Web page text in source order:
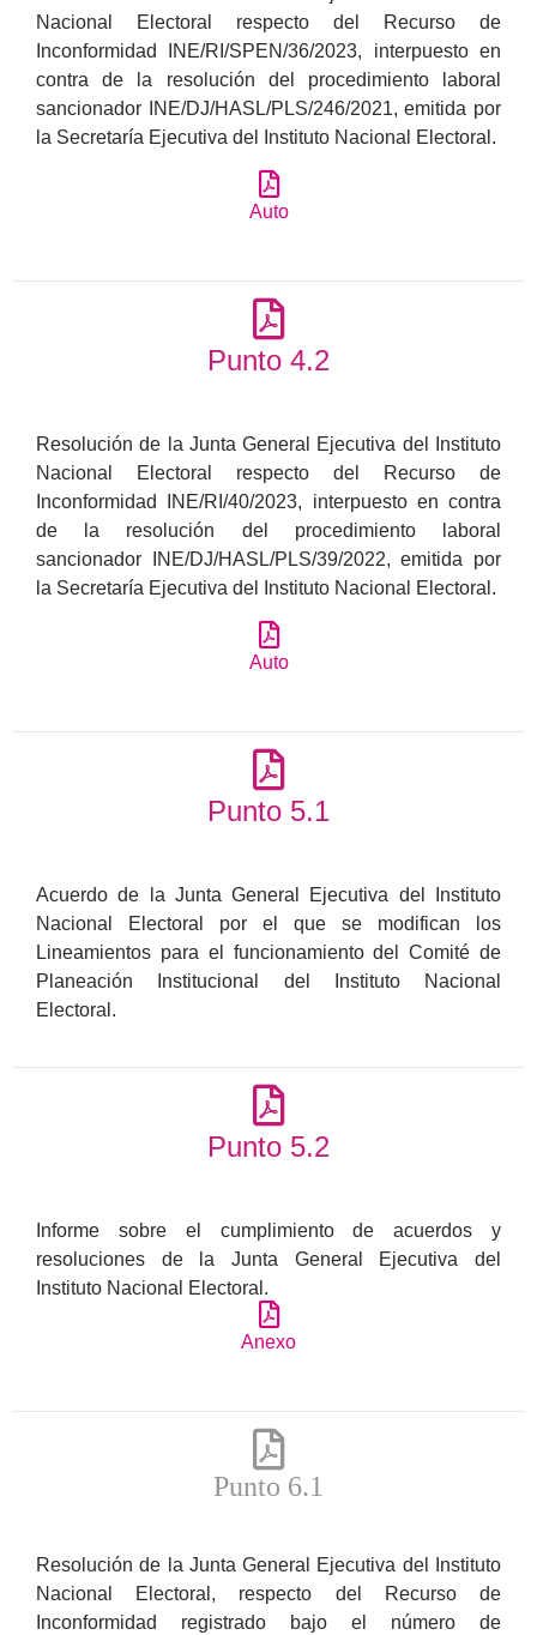
Nacional Electoral respecto del Recurso de
Inconformidad INE/RI/SPEN/36/2023, interpuesto en
contra de la resolución del procedimiento laboral
sancionador INE/DJ/HASL/PLS/246/2021, emitida por
la Secretaría Ejecutiva del Instituto Nacional Electoral.
Auto
Punto 4.2
Resolución de la Junta General Ejecutiva del Instituto
Nacional Electoral respecto del Recurso de
Inconformidad INE/RI/40/2023, interpuesto en contra
de la resolución del procedimiento laboral
sancionador INE/DJ/HASL/PLS/39/2022, emitida por
la Secretaría Ejecutiva del Instituto Nacional Electoral.
Auto
Punto 5.1
Acuerdo de la Junta General Ejecutiva del Instituto
Nacional Electoral por el que se modifican los
Lineamientos para el funcionamiento del Comité de
Planeación Institucional del Instituto Nacional
Electoral.
Punto 5.2
Informe sobre el cumplimiento de acuerdos y
resoluciones de la Junta General Ejecutiva del
Instituto Nacional Electoral.
Anexo
Punto 6.1
Resolución de la Junta General Ejecutiva del Instituto
Nacional Electoral, respecto del Recurso de
Inconformidad registrado bajo el número de